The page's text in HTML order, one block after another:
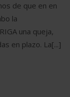
de que en en
la
una queja,
en plazo. La[...]